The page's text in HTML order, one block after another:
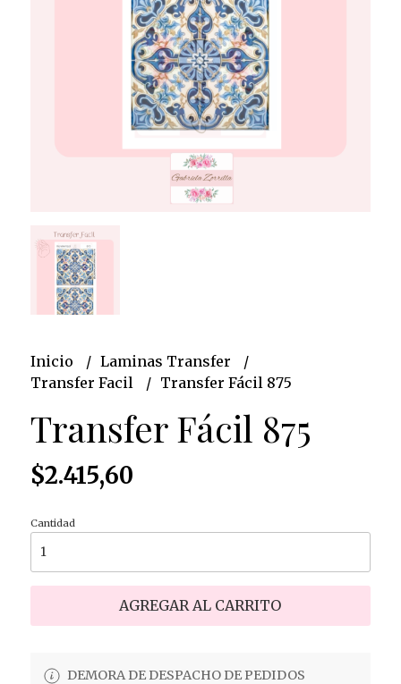
Inicio
Laminas Transfer
Transfer Facil
Transfer Fácil 875
Transfer Fácil 875
$2.415,60
Cantidad
AGREGAR AL CARRITO
DEMORA DE DESPACHO DE PEDIDOS